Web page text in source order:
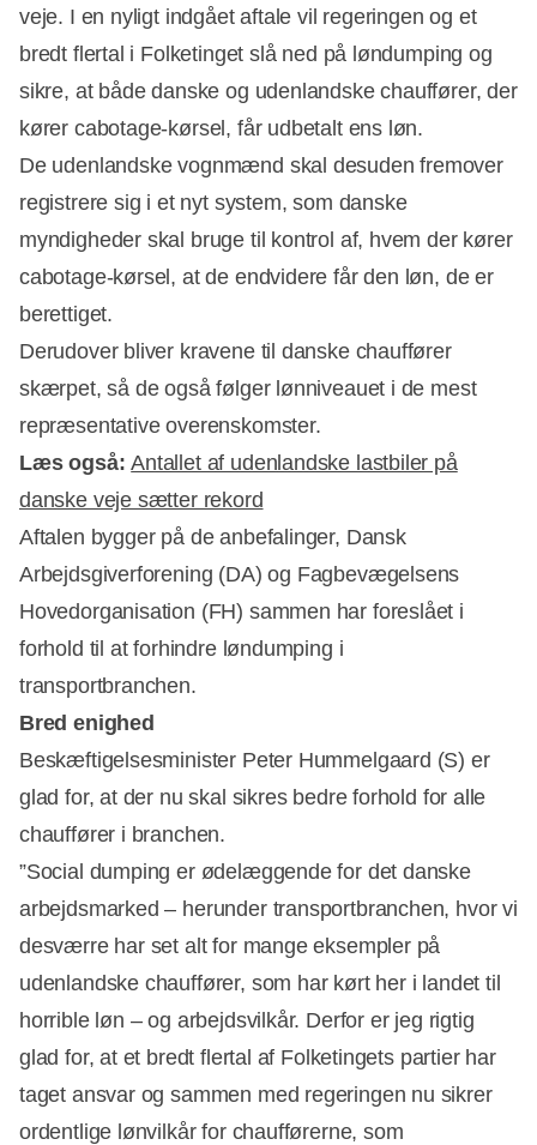
veje. I en nyligt indgået aftale vil regeringen og et
bredt flertal i Folketinget slå ned på løndumping og
sikre, at både danske og udenlandske chauffører, der
kører cabotage-kørsel, får udbetalt ens løn.
De udenlandske vognmænd skal desuden fremover
registrere sig i et nyt system, som danske
myndigheder skal bruge til kontrol af, hvem der kører
cabotage-kørsel, at de endvidere får den løn, de er
berettiget.
Derudover bliver kravene til danske chauffører
skærpet, så de også følger lønniveauet i de mest
repræsentative overenskomster.
Læs også:Antallet af udenlandske lastbiler på
danske veje sætter rekord
Aftalen bygger på de anbefalinger, Dansk
Arbejdsgiverforening (DA) og Fagbevægelsens
Hovedorganisation (FH) sammen har foreslået i
forhold til at forhindre løndumping i
transportbranchen.
Bred enighed
Beskæftigelsesminister Peter Hummelgaard (S) er
glad for, at der nu skal sikres bedre forhold for alle
chauffører i branchen.
”Social dumping er ødelæggende for det danske
arbejdsmarked – herunder transportbranchen, hvor vi
desværre har set alt for mange eksempler på
udenlandske chauffører, som har kørt her i landet til
horrible løn – og arbejdsvilkår. Derfor er jeg rigtig
glad for, at et bredt flertal af Folketingets partier har
taget ansvar og sammen med regeringen nu sikrer
ordentlige lønvilkår for chaufførerne, som